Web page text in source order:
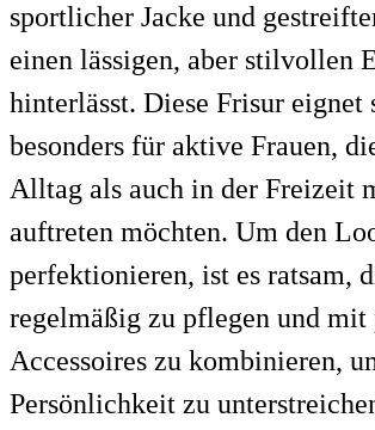
sportlicher Jacke und
einen lässigen, aber stilvollen
hinterlässt. Diese Frisur eignet
besonders für aktive Frauen,
Alltag als auch in der Freizeit
auftreten möchten. Um den
perfektionieren, ist es ratsam,
regelmäßig zu pflegen und mit
Accessoires zu kombinieren,
Persönlichkeit zu